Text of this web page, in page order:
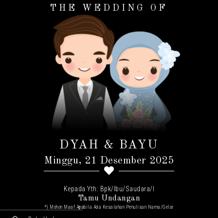
THE WEDDING OF
DYAH & BAYU
Minggu, 21 Desember 2025
Kepada Yth: Bpk/Ibu/Saudara/I
Tamu Undangan
*) Mohon Maaf Apabila Ada Kesalahan Penulisan Nama/gelar